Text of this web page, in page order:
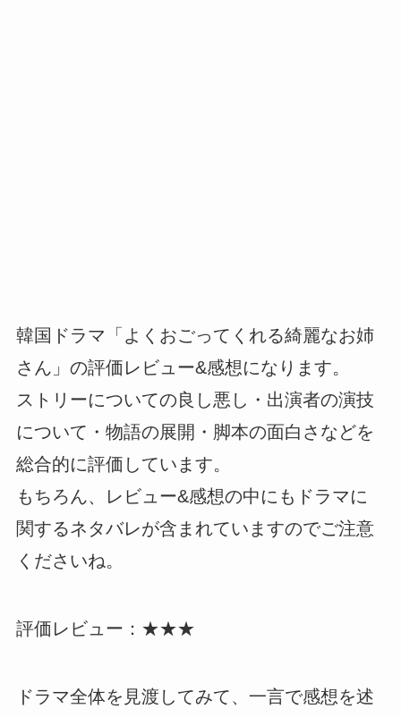
韓国ドラマ「よくおごってくれる綺麗なお姉
さん」の評価レビュー&感想になります。
ストリーについての良し悪し・出演者の演技
について・物語の展開・脚本の面白さなどを
総合的に評価しています。
もちろん、レビュー&感想の中にもドラマに
関するネタバレが含まれていますのでご注意
くださいね。
評価レビュー：★★★
ドラマ全体を見渡してみて、一言で感想を述